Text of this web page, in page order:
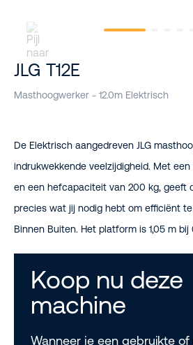
JLG T12E
Masthoogwerker - 12.0m Elektrisch
De Elektrisch aangedreven JLG
indrukwekkende veelzijdigheid. Met een
en een hefcapaciteit van 200 kg, geeft
precies wat jij nodig hebt om efficiënt
Binnen Buiten. Het platform is 1,05 m bij
Koop nu deze
machine
Wanneer je een gebruikte of